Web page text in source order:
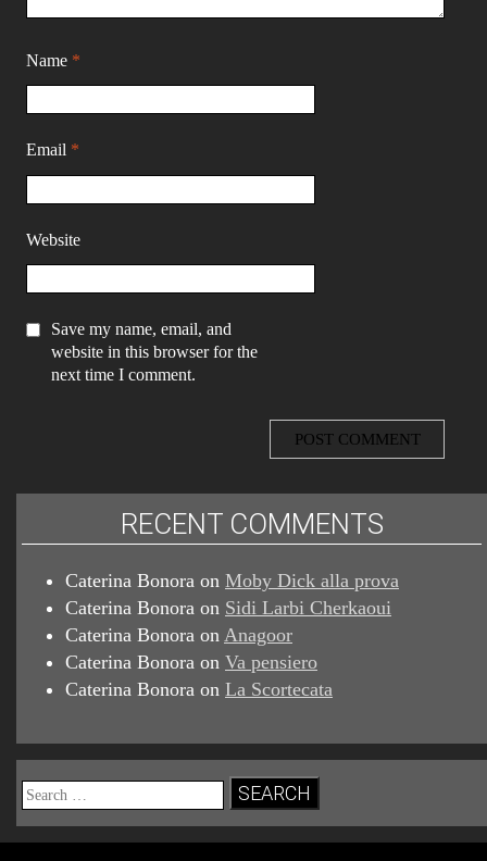
Name *
Email *
Website
Save my name, email, and
website in this browser for the
next time I comment.
RECENT COMMENTS
Caterina Bonora on Moby Dick alla prova
Caterina Bonora on Sidi Larbi Cherkaoui
Caterina Bonora on Anagoor
Caterina Bonora on Va pensiero
Caterina Bonora on La Scortecata
Search
for: